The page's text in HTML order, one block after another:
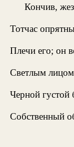
Кончив,
Тотчас
Плечи его; он
Светлым
Черной густой
Собственный